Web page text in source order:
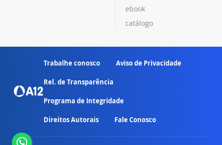
ebook
catálogo
Trabalhe conosco Aviso de Privacidade
Rel. de Transparência
Programa de Integridade
Direitos Autorais Fale Conosco